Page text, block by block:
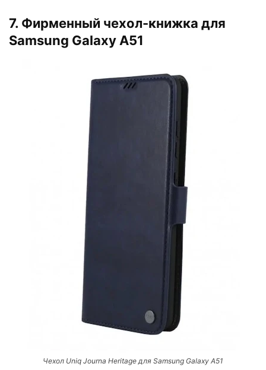
7. Фирменный чехол-книжка для
Samsung Galaxy A51
Чехол Uniq Journa Heritage для Samsung Galaxy A51